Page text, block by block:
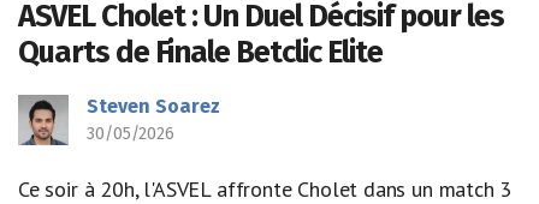
ASVEL Cholet : Un Duel Décisif pour les
Quarts de Finale Betclic Elite
Steven Soarez
30/05/2026
Ce soir à 20h, l'ASVEL affronte Cholet dans un match 3